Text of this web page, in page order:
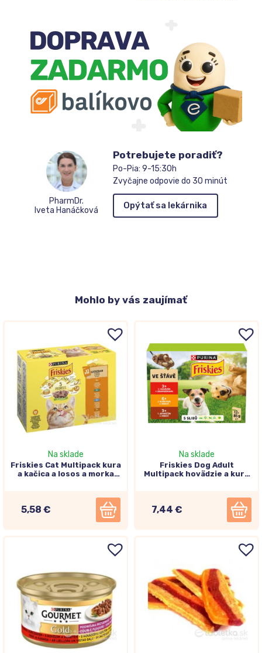
PharmDr.
Iveta Hanáčková
Potrebujete poradiť?
Po-Pia: 9-15:30h
Zvyčajne odpovie do 30 minút
Opýtať sa lekárnika
Mohlo by vás zaujímať
Na sklade
Friskies Cat Multipack kura
a kačica a losos a morka
5,58 €
Na sklade
Friskies Dog Adult
Multipack hovädzie a kura
7,44 €